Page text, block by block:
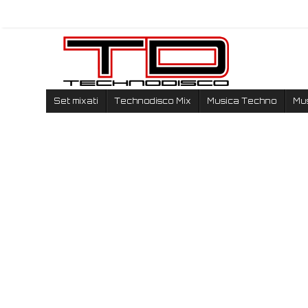
Set mixati Technodisco Mix Musica Techno